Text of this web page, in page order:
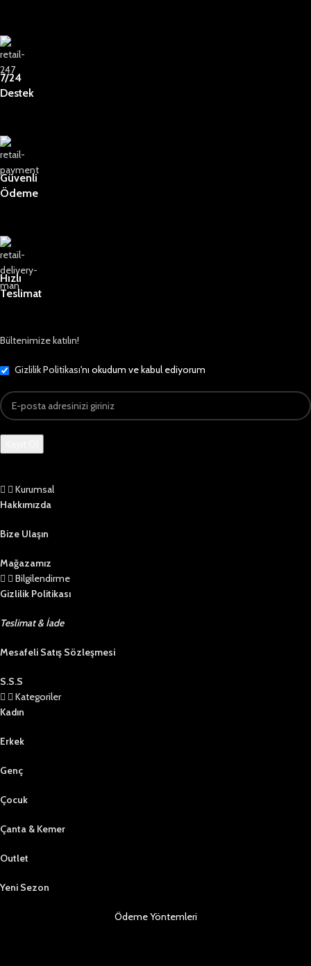
7/24
Destek
Güvenli
Ödeme
Hızlı
Teslimat
Bültenimize katılın!
Gizlilik Politikası'nı okudum ve kabul ediyorum
Kurumsal
Hakkımızda
Bize Ulaşın
Mağazamız
Bilgilendirme
Gizlilik Politikası
Teslimat & İade
Mesafeli Satış Sözleşmesi
S.S.S
Kategoriler
Kadın
Erkek
Genç
Çocuk
Çanta & Kemer
Outlet
Yeni Sezon
Ödeme Yöntemleri